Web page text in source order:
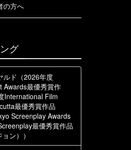
の方へ
グ
ド（2026年度
Awards最優秀賞作
Film
最優秀賞作品
Screenplay Awards
最優秀賞作品
ン））